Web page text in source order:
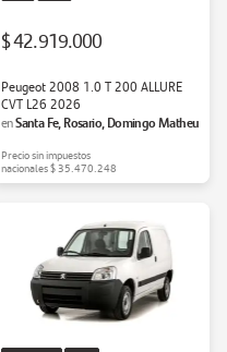
$ 42.919.000
Peugeot 2008 1.0 T 200 ALLURE
CVT L26 2026
enSanta Fe, Rosario, Domingo Matheu
Precio sin impuestos
nacionales$ 35.470.248